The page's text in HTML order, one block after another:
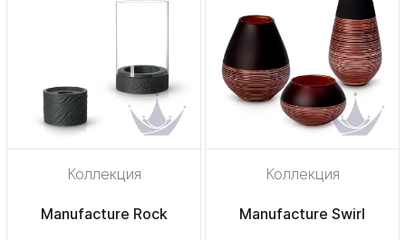
Коллекция
Manufacture Rock
Коллекция
Manufacture Swirl